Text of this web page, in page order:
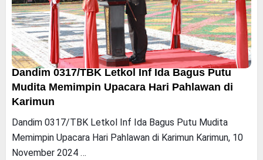
Dandim 0317/TBK Letkol Inf Ida Bagus Putu
Mudita Memimpin Upacara Hari Pahlawan di
Karimun
Dandim 0317/TBK Letkol Inf Ida Bagus Putu Mudita
Memimpin Upacara Hari Pahlawan di Karimun Karimun, 10
November 2024 …